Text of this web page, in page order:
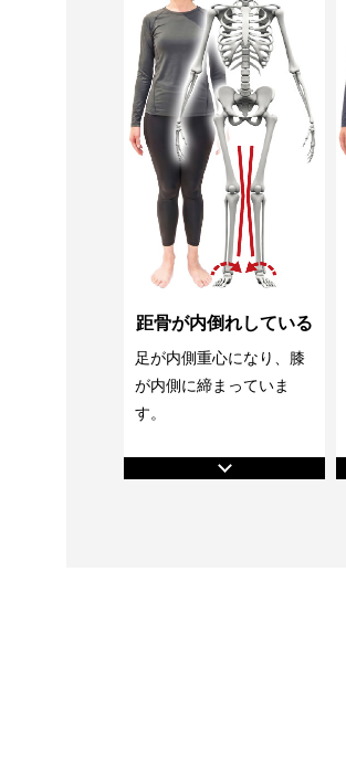
距骨が内倒れしている
足が内側重心になり、膝
が内側に締まっていま
す。